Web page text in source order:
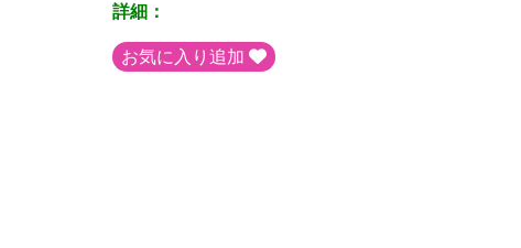
詳細：
お気に入り追加